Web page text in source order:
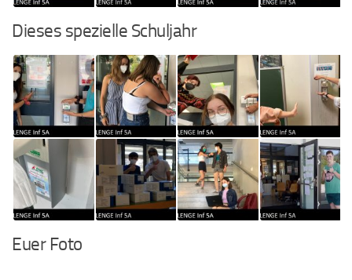
Dieses spezielle Schuljahr
Euer Foto